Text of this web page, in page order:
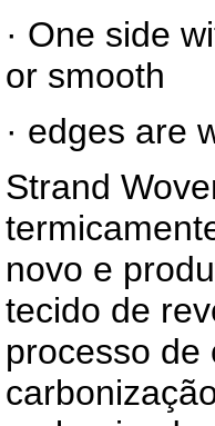
· One side
or smooth
· edges are
Strand
novo e
tecido de
processo de